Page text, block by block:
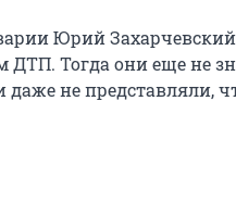
Юрий
ДТП. Тогда они еще не
даже не представляли,